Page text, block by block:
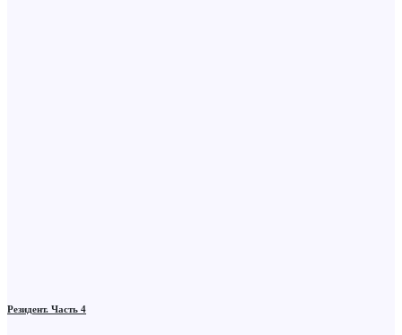
Резидент. Часть 4